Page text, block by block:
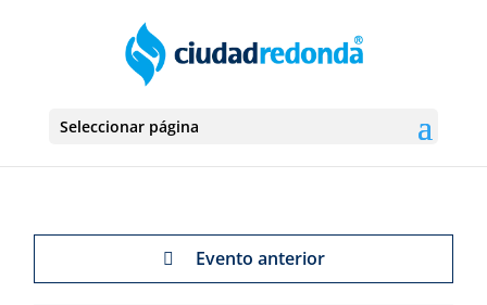
Seleccionar página
Evento anterior